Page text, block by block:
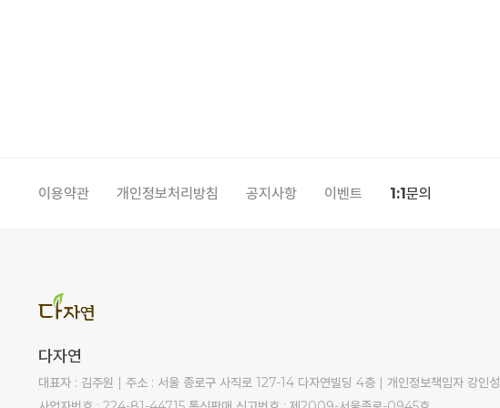
이용약관 개인정보처리방침 공지사항 이벤트 1:1문의
다자연
대표자 : 김주원 | 주소 : 서울 종로구 사직로 127-14 다자연빌딩 4층 | 개인정보책임자 강인성